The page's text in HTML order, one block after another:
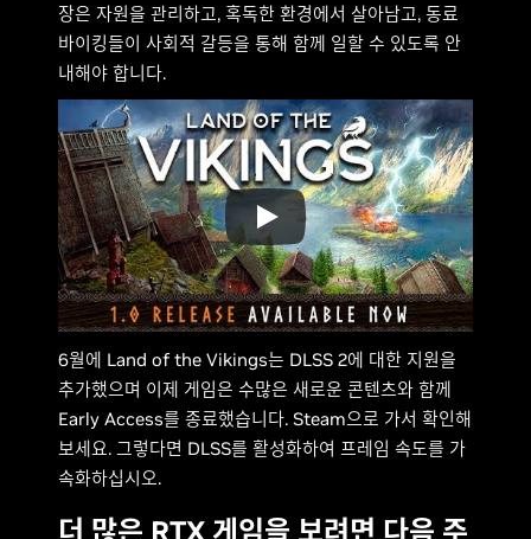
장은 자원을 관리하고, 혹독한 환경에서 살아남고, 동료
바이킹들이 사회적 갈등을 통해 함께 일할 수 있도록 안
내해야 합니다.
6월에 Land of the Vikings는 DLSS 2에 대한 지원을
추가했으며 이제 게임은 수많은 새로운 콘텐츠와 함께
Early Access를 종료했습니다. Steam으로 가서 확인해
보세요. 그렇다면 DLSS를 활성화하여 프레임 속도를 가
속화하십시오.